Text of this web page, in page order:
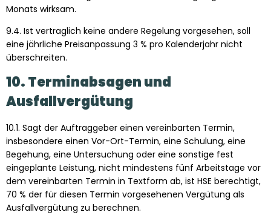
Monats wirksam.
9.4. Ist vertraglich keine andere Regelung vorgesehen, soll
eine jährliche Preisanpassung 3 % pro Kalenderjahr nicht
überschreiten.
10. Terminabsagen und
Ausfallvergütung
10.1. Sagt der Auftraggeber einen vereinbarten Termin,
insbesondere einen Vor-Ort-Termin, eine Schulung, eine
Begehung, eine Untersuchung oder eine sonstige fest
eingeplante Leistung, nicht mindestens fünf Arbeitstage vor
dem vereinbarten Termin in Textform ab, ist HSE berechtigt,
70 % der für diesen Termin vorgesehenen Vergütung als
Ausfallvergütung zu berechnen.